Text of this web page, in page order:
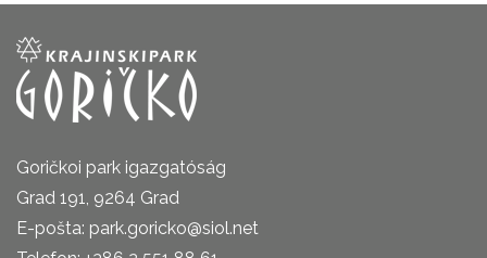
Goričkoi park igazgatóság
Grad 191, 9264 Grad
E-pošta: park.goricko@siol.net